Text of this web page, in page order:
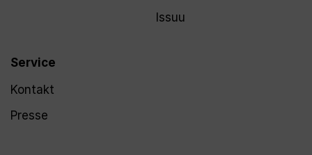
Service
Kontakt
Presse
Issuu